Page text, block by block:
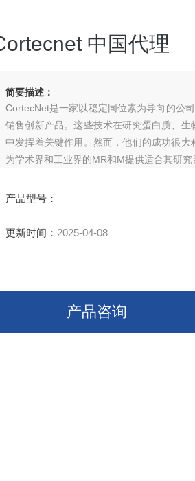
中国代理
简要描述：
CortecNet是一家以稳定同位素为导向的公
销售创新产品。这些技术在研究蛋白质、
中发挥着关键作用。然而，他们的成功很
为学术界和工业界的MR和M提供适合其研究
产品型号：
更新时间： 2025-04-08
产品咨询